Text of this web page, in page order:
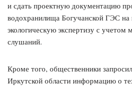
и сдать проектную документацию
водохранилища Богучанской ГЭС на
экологическую экспертизу с
слушаний.
Кроме того, общественники
Иркутской области информацию о